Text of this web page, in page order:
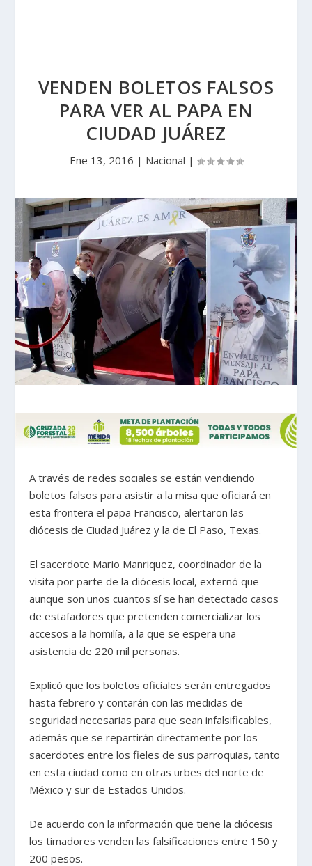
VENDEN BOLETOS FALSOS
PARA VER AL PAPA EN
CIUDAD JUÁREZ
Ene 13, 2016 | Nacional |
A través de redes sociales se están vendiendo
boletos falsos para asistir a la misa que oficiará en
esta frontera el papa Francisco, alertaron las
diócesis de Ciudad Juárez y la de El Paso, Texas.
El sacerdote Mario Manriquez, coordinador de la
visita por parte de la diócesis local, externó que
aunque son unos cuantos sí se han detectado casos
de estafadores que pretenden comercializar los
accesos a la homilía, a la que se espera una
asistencia de 220 mil personas.
Explicó que los boletos oficiales serán entregados
hasta febrero y contarán con las medidas de
seguridad necesarias para que sean infalsificables,
además que se repartirán directamente por los
sacerdotes entre los fieles de sus parroquias, tanto
en esta ciudad como en otras urbes del norte de
México y sur de Estados Unidos.
De acuerdo con la información que tiene la diócesis
los timadores venden las falsificaciones entre 150 y
200 pesos.